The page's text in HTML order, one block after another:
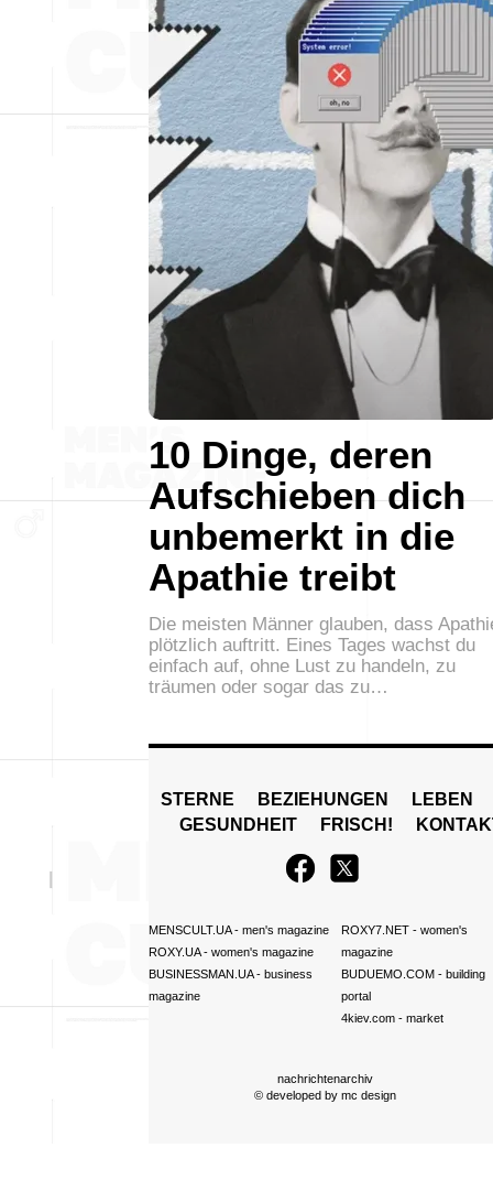
10 Dinge, deren
Aufschieben dich
unbemerkt in die
Apathie treibt
Die meisten Männer glauben, dass
plötzlich auftritt. Eines Tages wachst du
einfach auf, ohne Lust zu handeln, zu
träumen oder sogar das zu…
STERNE BEZIEHUNGEN
LEBEN
GESUNDHEIT
FRISCH!
MENSCULT.UA- men's magazine
ROXY.UA- women's magazine
BUSINESSMAN.UA- business
magazine
ROXY7.NET- women's
magazine
BUDUEMO.COM- building
portal
4kiev.com- market
nachrichtenarchiv
© developed by mc design